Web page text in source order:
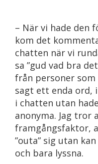
– När vi hade den
kom det
chatten när vi
sa ”gud vad bra
från personer
sagt ett enda ord,
i chatten utan
anonyma. Jag tror
framgångsfaktor,
”outa” sig utan
och bara lyssna.